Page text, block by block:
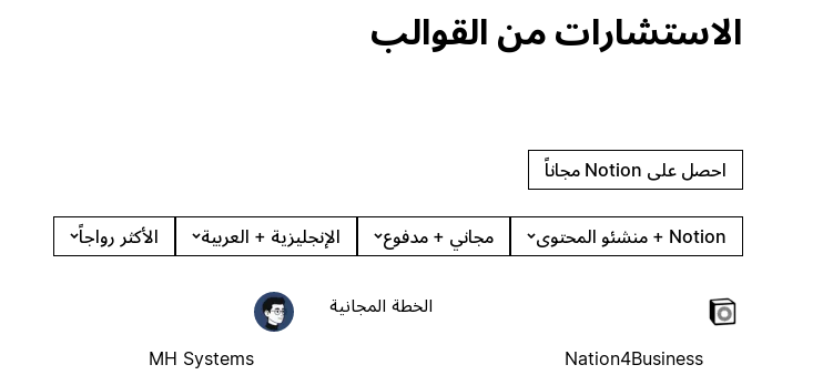
الاستشارات من القوالب
احصل على Notion مجاناً
Notion + منشئو المحتوى مجاني + مدفوع الإنجليزية + العربية الأكثر رواجاً
Nation4Business
الخطة المجانية
MH Systems